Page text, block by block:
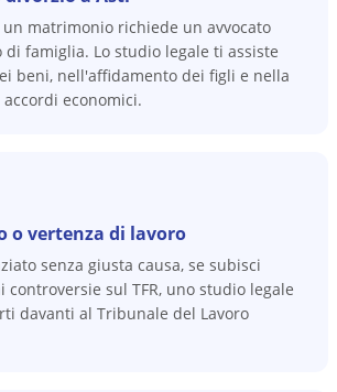
matrimonio richiede un avvocato
famiglia. Lo studio legale ti assiste
beni, nell'affidamento dei figli e nella
economici.
o vertenza di lavoro
senza giusta causa, se subisci
controversie sul TFR, uno studio legale
davanti al Tribunale del Lavoro